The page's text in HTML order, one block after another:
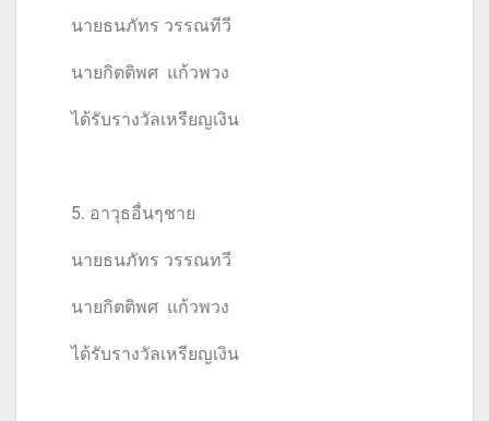
นายธนภัทร วรรณทีวี
นายกิตติพศ แก้วพวง
ได้รับรางวัลเหรียญเงิน
5. อาวุธอื่นๆชาย
นายธนภัทร วรรณทวี
นายกิตติพศ แก้วพวง
ได้รับรางวัลเหรียญเงิน